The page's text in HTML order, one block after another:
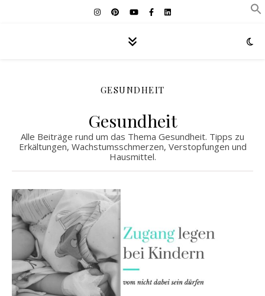
GESUNDHEIT
Gesundheit
Alle Beiträge rund um das Thema Gesundheit. Tipps zu
Erkältungen, Wachstumsschmerzen, Verstopfungen und
Hausmittel.